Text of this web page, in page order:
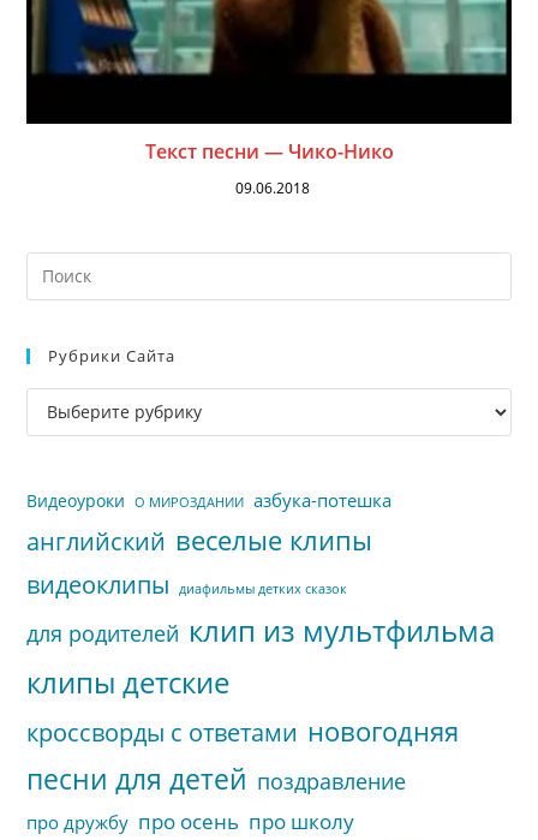
Текст песни — Чико-Нико
09.06.2018
Рубрики Сайта
Рубрики
сайта
Видеоуроки О МИРОЗДАНИИ азбука-потешка
английский веселые клипы
видеоклипы диафильмы детких сказок
для родителей клип из мультфильма
клипы детские
кроссворды с ответами новогодняя
песни для детей поздравление
про дружбу про осень про школу